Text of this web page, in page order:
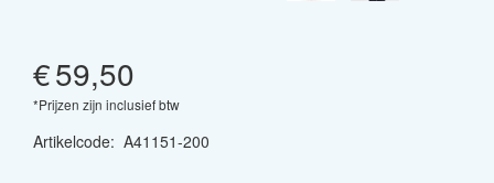
€59,50
*Prijzen zijn inclusief btw
Artikelcode: A41151-200